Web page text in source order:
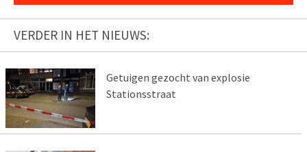
VERDER IN HET NIEUWS:
Getuigen gezocht van explosie
Stationsstraat